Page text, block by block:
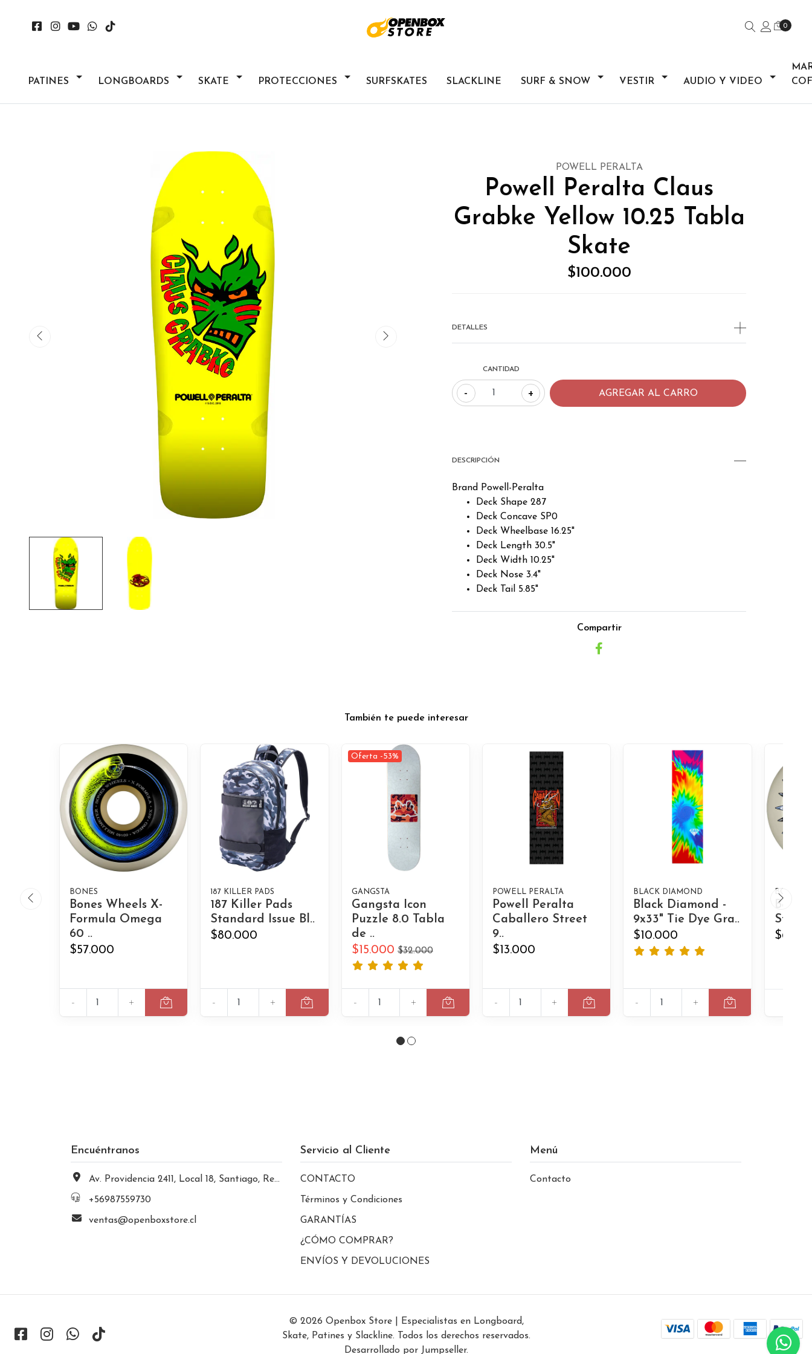
0
PATINES LONGBOARDS SKATE PROTECCIONES SURFSKATES SLACKLINE SURF & SNOW VESTIR AUDIO Y VIDEO
POWELL PERALTA
Powell Peralta Claus
Grabke Yellow 10.25 Tabla
Skate
$100.000
DETALLES
CANTIDAD
- +
DESCRIPCIÓN
Brand Powell-Peralta
Deck Shape 287
Deck Concave SP0
Deck Wheelbase 16.25"
Deck Length 30.5"
Deck Width 10.25"
Deck Nose 3.4"
Deck Tail 5.85"
Compartir
También te puede interesar
BONES
Bones Wheels X-
Formula Omega
60 ..
$57.000
- +
187 KILLER PADS
187 Killer Pads
Standard Issue Bl..
$80.000
- +
Oferta -53%
GANGSTA
Gangsta Icon
Puzzle 8.0 Tabla
de ..
$15.000 $32.000
- +
POWELL PERALTA
Powell Peralta
Caballero Street
9..
$13.000
- +
BLACK DIAMOND
Black Diamond -
9x33" Tie Dye Gra..
$10.000
- +
BONES
Street
Encuéntranos
Av. Providencia 2411, Local 18, Santiago, Región Metropolitana, Chile
+56987559730
ventas@openboxstore.cl
Servicio al Cliente
CONTACTO
Términos y Condiciones
GARANTÍAS
¿CÓMO COMPRAR?
ENVÍOS Y DEVOLUCIONES
Menú
Contacto
© 2026 Openbox Store | Especialistas en Longboard,
Skate, Patines y Slackline. Todos los derechos reservados.
Desarrollado por Jumpseller.